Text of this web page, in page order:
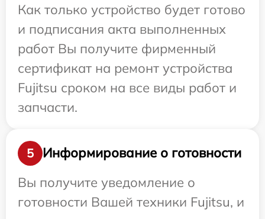
Как только устройство будет готово
и подписания акта выполненных
работ Вы получите фирменный
сертификат на ремонт устройства
Fujitsu сроком на все виды работ и
запчасти.
5
Информирование о готовности
Вы получите уведомление о
готовности Вашей техники Fujitsu, и